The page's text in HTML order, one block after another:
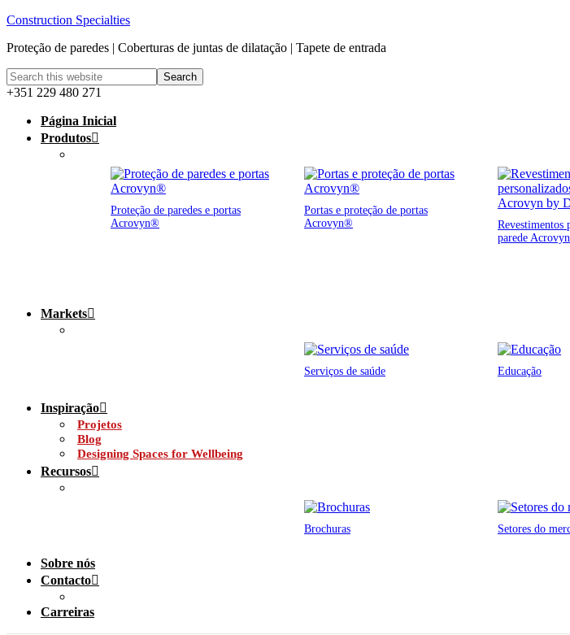
Construction Specialties
Proteção de paredes | Coberturas de juntas de dilatação | Tapete de entrada
+351 229 480 271
Página Inicial
Produtos
Proteção de paredes e portas
Acrovyn®
Portas e proteção de portas
Acrovyn®
Revestimentos
parede
Markets
Serviços de saúde Educação
Inspiração
Projetos
Blog
Designing Spaces for Wellbeing
Recursos
Brochuras Setores do
Sobre nós
Contacto
Carreiras